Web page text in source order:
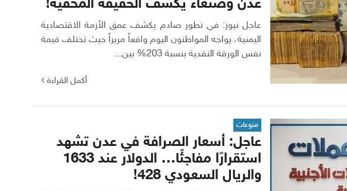
عدن وصنعاء يكشف الحقيقة المخفية!
عاجل نيوز: في تطور صادم يكشف عمق الأزمة الاقتصادية
اليمنية، يواجه المواطنون اليوم واقعاً مريراً حيث تختلف قيمة
نفس الورقة النقدية بنسبة 203% بين...
أكمل القراءة
منوعات
عاجل: أسعار الصرافة في عدن تشهد
استقرارًا مفاجئًا… الدولار عند 1633
والريال السعودي 428!